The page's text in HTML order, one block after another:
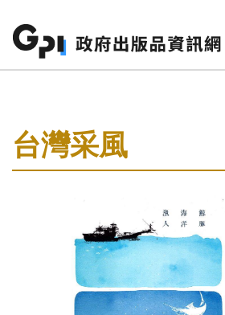
台灣采風